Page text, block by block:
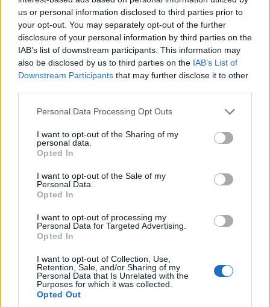
us or personal information disclosed to third parties prior to
your opt-out. You may separately opt-out of the further
disclosure of your personal information by third parties on the
IAB’s list of downstream participants. This information may
also be disclosed by us to third parties on the IAB’s List of
Downstream Participants that may further disclose it to other
Please note that this website/app uses one or more Google
not limited to your visit or usage behaviour. You may click to
grant or deny consent to Google and its third-party tags to
use your data for below specified purposes in below Google
consent section.
Personal Data Processing Opt Outs
I want to opt-out of the Sharing of my
personal data.
Opted In
I want to opt-out of the Sale of my
Personal Data.
Opted In
I want to opt-out of processing my
Personal Data for Targeted Advertising.
Opted In
I want to opt-out of Collection, Use,
Retention, Sale, and/or Sharing of my
Personal Data that Is Unrelated with the
Purposes for which it was collected.
Opted Out
(@harislebi)
«Πόσο θα μου λείψουν οι συζητήσεις μας και η
παρέα σου! Πόσο αγαπούσες την οικογένειά
σου , τη δουλειά σου και τα ζωάκια σου! Καλό
δημοσιεύοντας μια κοινή τους φωτογραφία ο
Χάρης Λεμπιδάκης με την Κατερίνα Καινούργιου
να σχολιάζει: «Καλό παράδεισο Παυλίνα μας.